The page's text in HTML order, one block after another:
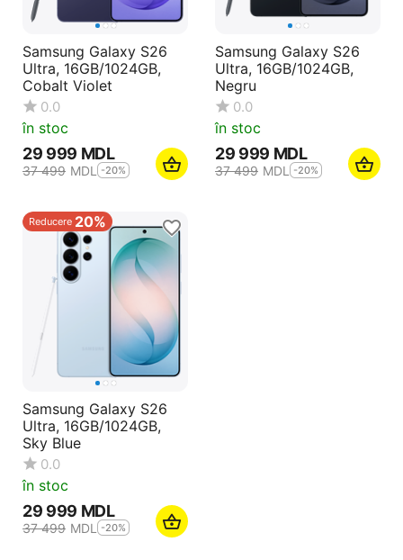
Samsung Galaxy S26
Ultra, 16GB/1024GB,
Cobalt Violet
0.0
în stoc
29 999 MDL
37 499 MDL -20%
Samsung Galaxy S26
Ultra, 16GB/1024GB,
Negru
0.0
în stoc
29 999 MDL
37 499 MDL -20%
Reducere 20%
Samsung Galaxy S26
Ultra, 16GB/1024GB,
Sky Blue
0.0
în stoc
29 999 MDL
37 499 MDL -20%